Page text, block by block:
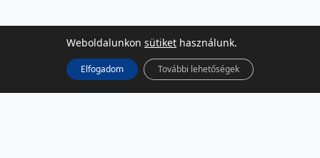
Weboldalunkon sütiket használunk.
Elfogadom További lehetőségek